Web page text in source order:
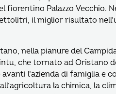
Palazzo Vecchio.
il miglior risultato
nella pianure del
che tornato ad Oristano
l’azienda di famiglia e
la chimica, la